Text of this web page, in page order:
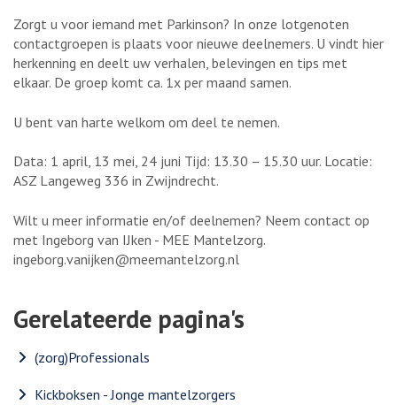
Zorgt u voor iemand met Parkinson? In onze lotgenoten
contactgroepen is plaats voor nieuwe deelnemers. U vindt hier
herkenning en deelt uw verhalen, belevingen en tips met
elkaar. De groep komt ca. 1x per maand samen.
U bent van harte welkom om deel te nemen.
Data: 1 april, 13 mei, 24 juni Tijd: 13.30 – 15.30 uur. Locatie:
ASZ Langeweg 336 in Zwijndrecht.
Wilt u meer informatie en/of deelnemen? Neem contact op
met Ingeborg van IJken - MEE Mantelzorg.
ingeborg.vanijken@meemantelzorg.nl
Gerelateerde pagina's
(zorg)Professionals
Kickboksen - Jonge mantelzorgers